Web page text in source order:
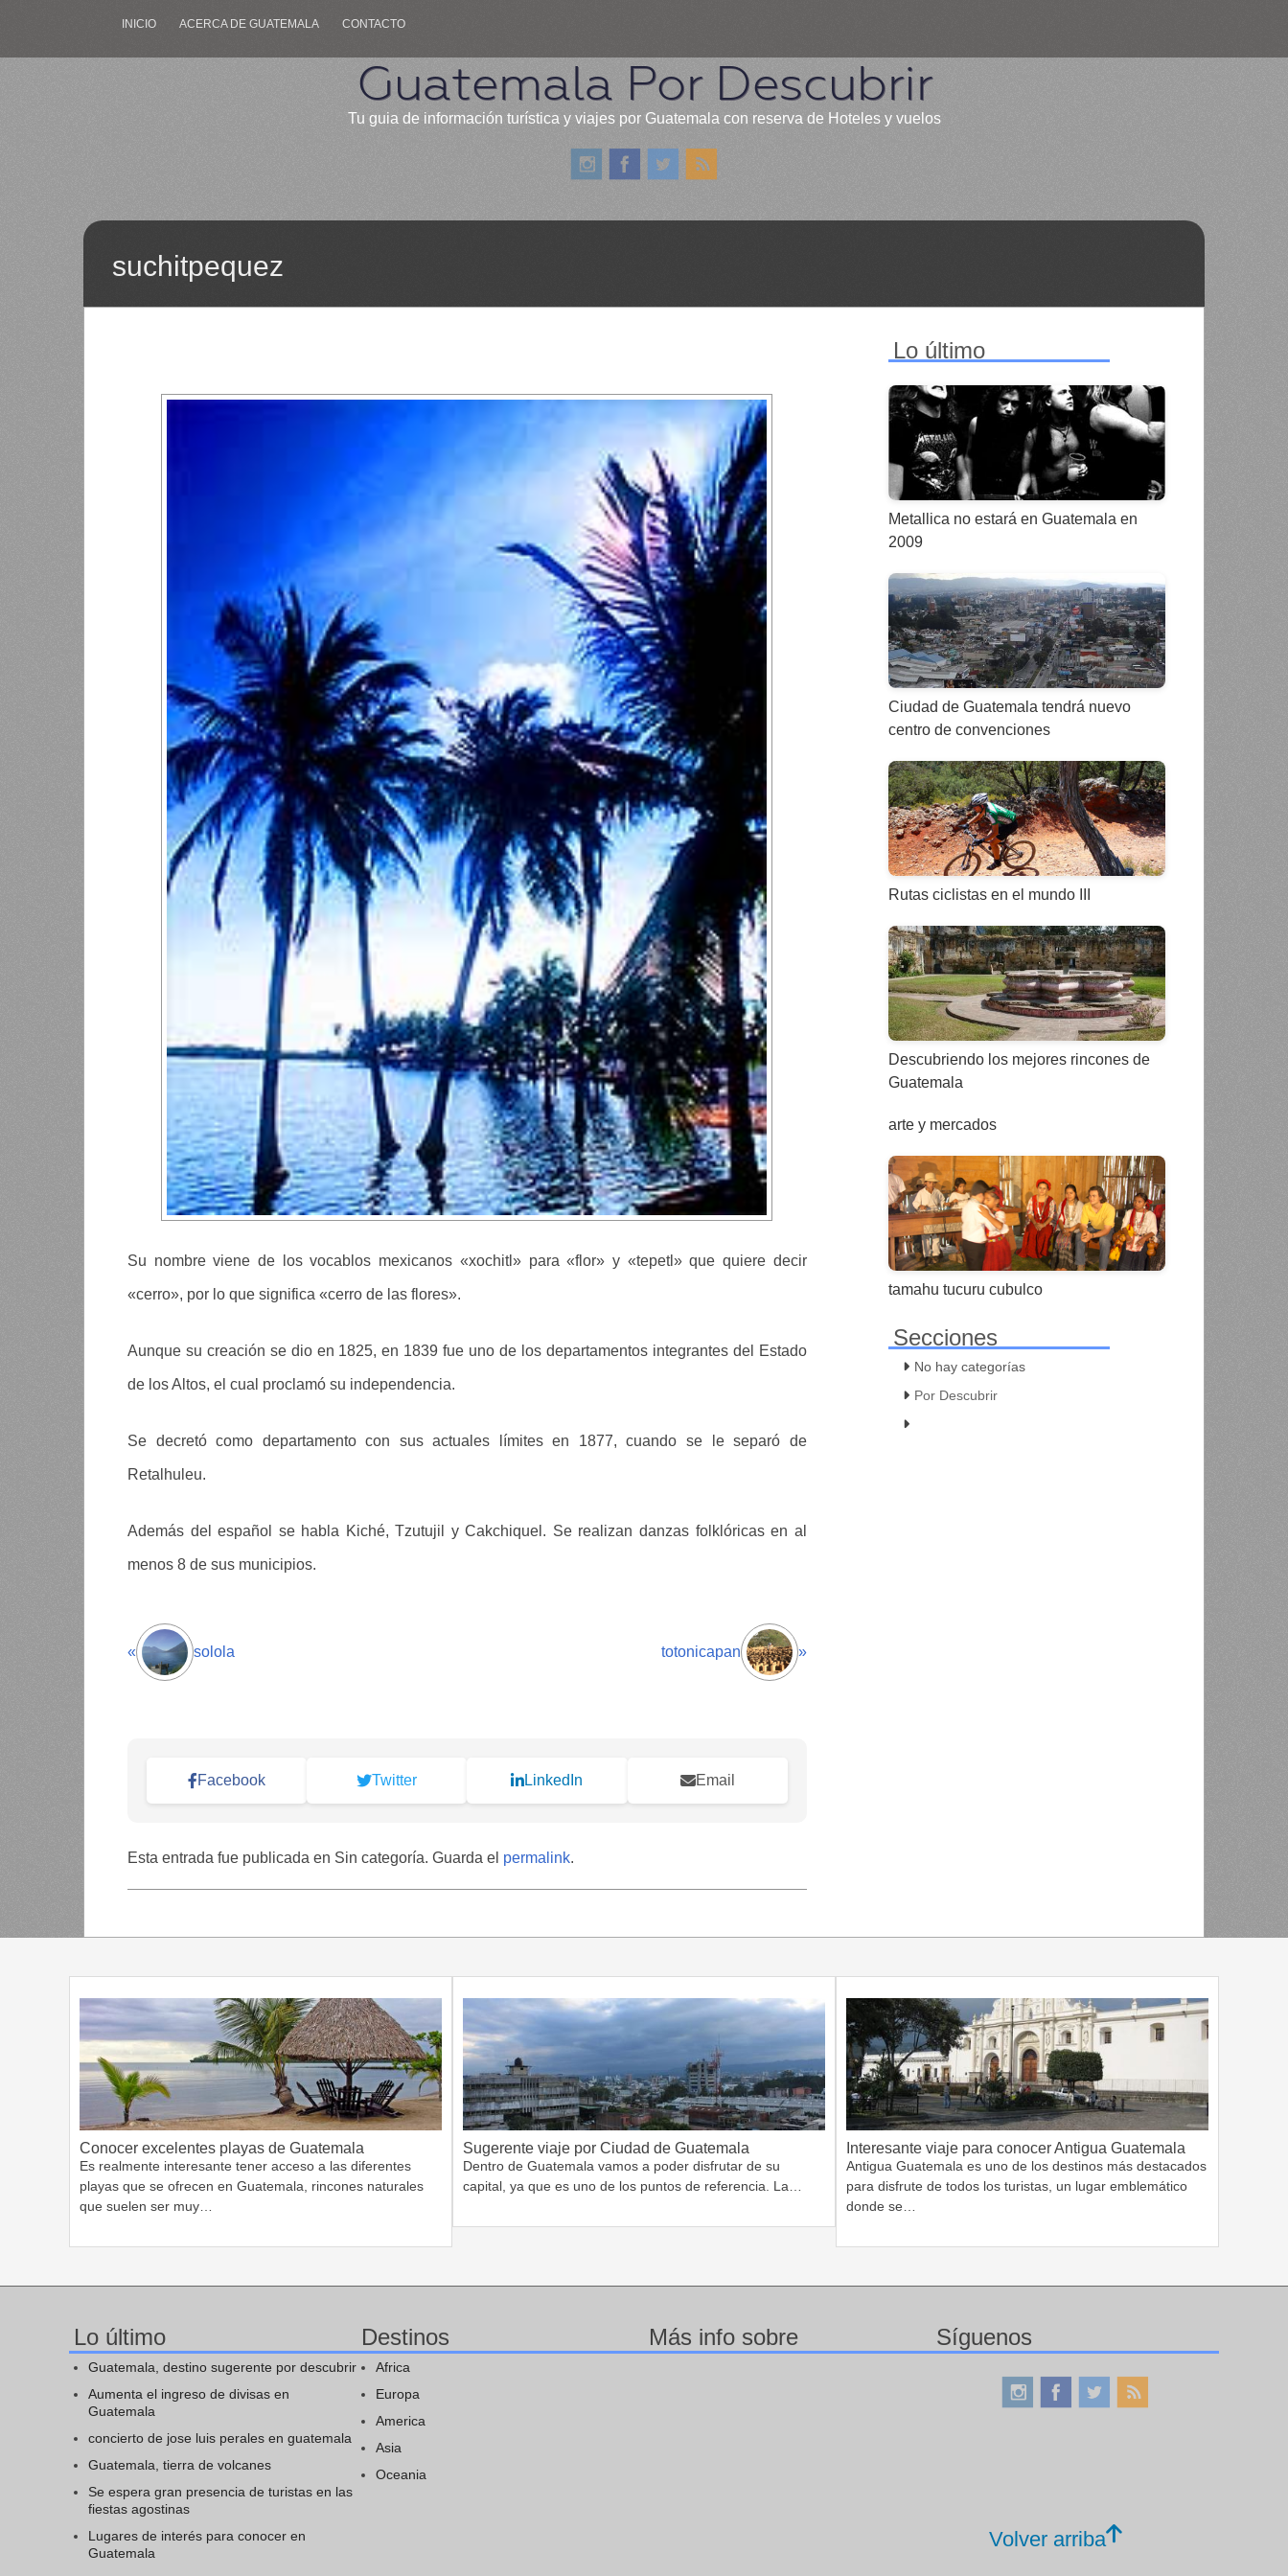
INICIO ACERCA DE GUATEMALA CONTACTO
Guatemala Por Descubrir
Tu guia de información turística y viajes por Guatemala con reserva de Hoteles y vuelos
suchitpequez
Su nombre viene de los vocablos mexicanos «xochitl» para «flor» y «tepetl» que quiere decir
«cerro», por lo que significa «cerro de las flores».
Aunque su creación se dio en 1825, en 1839 fue uno de los departamentos integrantes del Estado
de los Altos, el cual proclamó su independencia.
Se decretó como departamento con sus actuales límites en 1877, cuando se le separó de
Retalhuleu.
Además del español se habla Kiché, Tzutujil y Cakchiquel. Se realizan danzas folklóricas en al
menos 8 de sus municipios.
« solola totonicapan »
Facebook Twitter LinkedIn Email
Esta entrada fue publicada en Sin categoría. Guarda el permalink.
Lo último
Metallica no estará en Guatemala en
2009
Ciudad de Guatemala tendrá nuevo
centro de convenciones
Rutas ciclistas en el mundo III
Descubriendo los mejores rincones de
Guatemala
arte y mercados
tamahu tucuru cubulco
Secciones
No hay categorías
Por Descubrir
Conocer excelentes playas de Guatemala
Es realmente interesante tener acceso a las diferentes
playas que se ofrecen en Guatemala, rincones naturales
que suelen ser muy…
Sugerente viaje por Ciudad de Guatemala
Dentro de Guatemala vamos a poder disfrutar de su
capital, ya que es uno de los puntos de referencia. La…
Interesante viaje para conocer Antigua Guatemala
Antigua Guatemala es uno de los destinos más destacados
para disfrute de todos los turistas, un lugar emblemático
donde se…
Lo último
Guatemala, destino sugerente por descubrir
Aumenta el ingreso de divisas en
Guatemala
concierto de jose luis perales en guatemala
Guatemala, tierra de volcanes
Se espera gran presencia de turistas en las
fiestas agostinas
Lugares de interés para conocer en
Guatemala
Destinos
Africa
Europa
America
Asia
Oceania
Más info sobre Síguenos
Volver arriba